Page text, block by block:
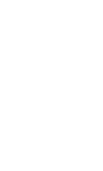
はありません。
品に未対応品が
年1月12日よ